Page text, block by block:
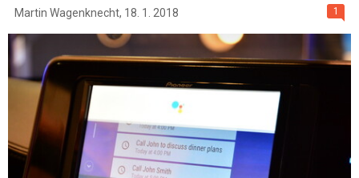
1
Martin Wagenknecht, 18. 1. 2018